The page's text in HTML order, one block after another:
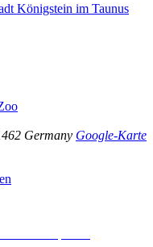
Königstein im Taunus
Germany Google-Karte